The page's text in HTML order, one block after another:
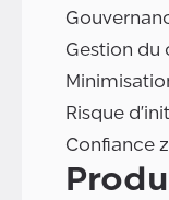
Gestion du
Risque
Confiance